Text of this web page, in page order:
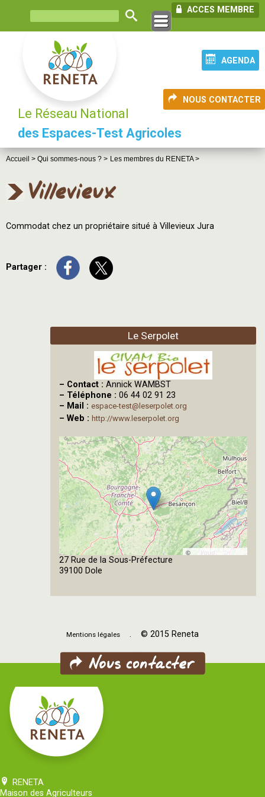
ACCES MEMBRE
AGENDA
NOUS CONTACTER
Le Réseau National
des Espaces-Test Agricoles
Accueil > Qui sommes-nous ? > Les membres du RENETA >
Villevieux
Commodat chez un propriétaire situé à Villevieux Jura
Partager :
Le Serpolet
– Contact : Annick WAMBST
– Téléphone : 06 44 02 91 23
– Mail : espace-test@leserpolet.org
– Web : http://www.leserpolet.org
©
27 Rue de la Sous-Préfecture
39100 Dole
Mentions légales . © 2015 Reneta
RENETA
Maison des Agriculteurs